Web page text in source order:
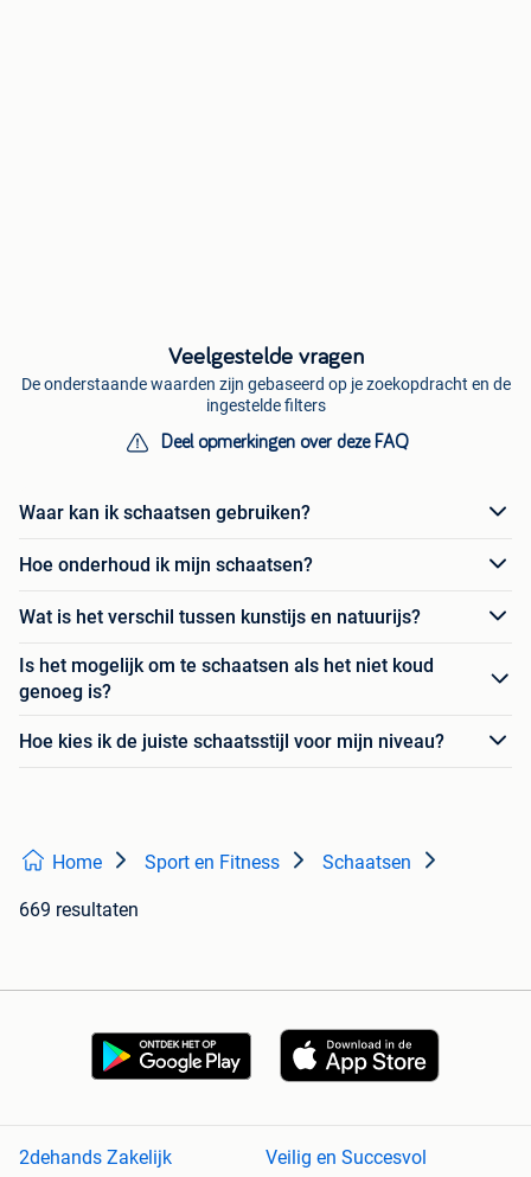
Veelgestelde vragen
De onderstaande waarden zijn gebaseerd op je zoekopdracht en de
ingestelde filters
Deel opmerkingen over deze FAQ
Waar kan ik schaatsen gebruiken?
Hoe onderhoud ik mijn schaatsen?
Wat is het verschil tussen kunstijs en natuurijs?
Is het mogelijk om te schaatsen als het niet koud
genoeg is?
Hoe kies ik de juiste schaatsstijl voor mijn niveau?
Home Sport en Fitness Schaatsen
669 resultaten
2dehands Zakelijk Veilig en Succesvol